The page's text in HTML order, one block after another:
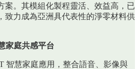
案。其模組化製程靈活、效益高，已
致力成為亞洲具代表性的淨零材料供
家庭共感平台
智慧家庭應用，整合語音、影像與